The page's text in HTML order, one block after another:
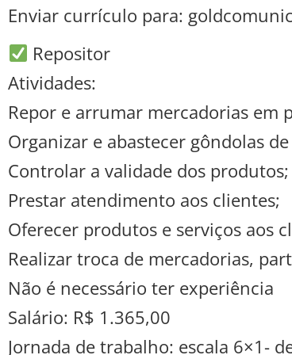
Enviar currículo para:
Repositor
Atividades:
Repor e arrumar mercadorias em
Organizar e abastecer gôndolas
Controlar a validade dos produtos;
Prestar atendimento aos clientes;
Oferecer produtos e serviços aos
Realizar troca de mercadorias,
Não é necessário ter experiência
Salário: R$ 1.365,00
Jornada de trabalho: escala 6×1-